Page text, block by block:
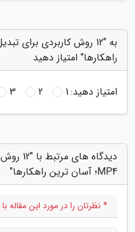
راهکارها" امتیاز دهید
امتیاز دهید:1
2
3
MP4؛ آسان ترین راهکارها"
* نظرتان را در مورد این مقاله